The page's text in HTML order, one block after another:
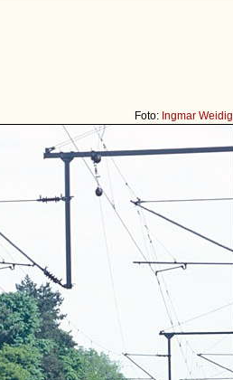
Foto: Ingmar Weidig